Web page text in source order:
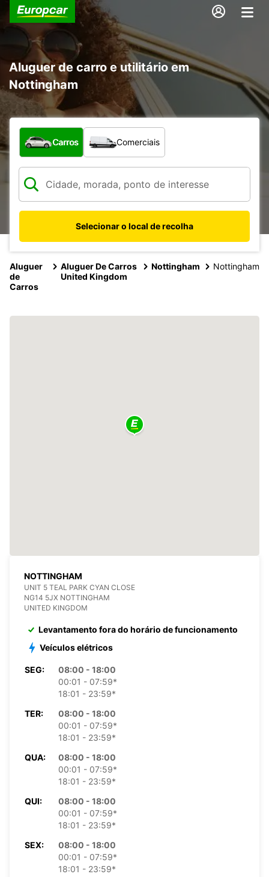
Aluguer de carro e utilitário em
Nottingham
Que tipo de veículo pretende?
Carros Comerciais
Selecionar o local de recolha
Aluguer
de
Carros
Aluguer De Carros
United Kingdom
Nottingham Nottingham
NOTTINGHAM
UNIT 5 TEAL PARK CYAN CLOSE
NG14 5JX NOTTINGHAM
UNITED KINGDOM
Levantamento fora do horário de funcionamento
Veículos elétricos
SEG:
08:00 - 18:00
00:01 - 07:59*
18:01 - 23:59*
TER:
08:00 - 18:00
00:01 - 07:59*
18:01 - 23:59*
QUA:
08:00 - 18:00
00:01 - 07:59*
18:01 - 23:59*
QUI:
08:00 - 18:00
00:01 - 07:59*
18:01 - 23:59*
SEX:
08:00 - 18:00
00:01 - 07:59*
18:01 - 23:59*